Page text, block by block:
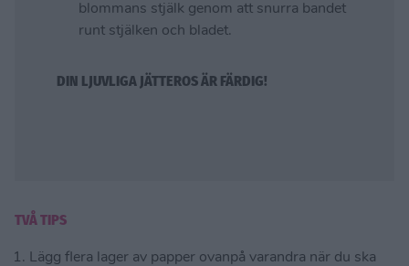
blommans stjälk genom att snurra bandet
runt stjälken och bladet.
DIN LJUVLIGA JÄTTEROS ÄR FÄRDIG!
TVÅ TIPS
Lägg flera lager av papper ovanpå varandra när du ska